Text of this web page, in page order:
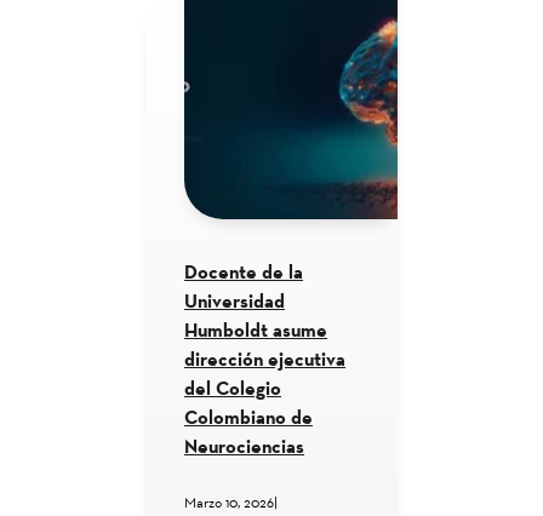
Docente de la
Universidad
Humboldt asume
dirección ejecutiva
del Colegio
Colombiano de
Neurociencias
Marzo 10, 2026